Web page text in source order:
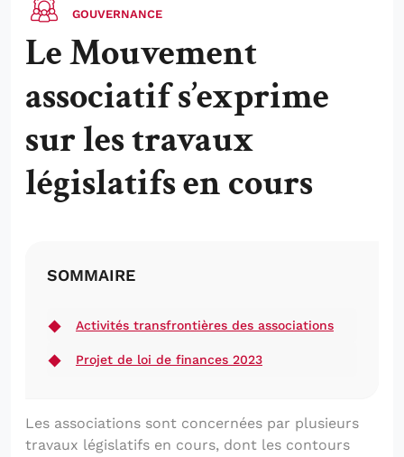
GOUVERNANCE
Le Mouvement
associatif s’exprime
sur les travaux
législatifs en cours
SOMMAIRE
Activités transfrontières des associations
Projet de loi de finances 2023
Les associations sont concernées par plusieurs
travaux législatifs en cours, dont les contours